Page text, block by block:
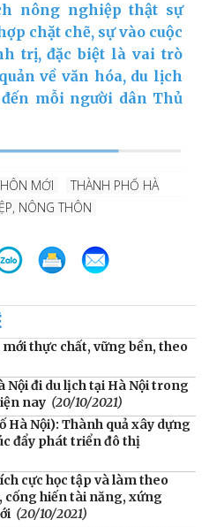
nông nghiệp thật sự
chặt chẽ, sự vào cuộc
trị, đặc biệt là vai trò
về văn hóa, du lịch
mỗi người dân Thủ
MỚI
THÀNH PHỐ HÀ
NÔNG THÔN
thực chất, vững bền, theo
đi du lịch tại Hà Nội trong
nay (20/10/2021)
Hà Nội): Thành quả xây dựng
đẩy phát triển đô thị
cực học tập và làm theo
cống hiến tài năng, xứng
(20/10/2021)